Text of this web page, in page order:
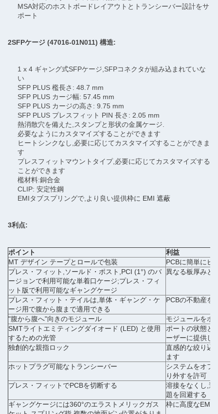
MSA対応のホストボードレイアウトとトランシーバー設計をサ
ポート
2SFPケージ (47016-01N011) 構造:
1 x 4 ギャング式SFPケージ,SFPコネクタが組み込まれていな
い
SFP PLUS 檻長さ: 48.7 mm
SFP PLUS カージ幅: 57.45 mm
SFP PLUS カージの高さ: 9.75 mm
SFP PLUS プレスフィット PIN 長さ: 2.05 mm
熱消散穴を備えた,スタンプと形状の金属ケージ.
必要なようにカスタマイズすることができます
ヒートシンクなし,必要に応じてカスタマイズすることができま
す
プレスフィットマウントタイプ,必要に応じてカスタマイズする
ことができます
檻材料:銅合金
CLIP: 安定性鋼
EMIタブスプリングで,より良い提供枠に EMI 遮蔽
3利点:
ポイント
利益
MT デザイン テープとロールで包装
PCBに簡単にピ
プレス・フィット,ソールド・ポスト,PCI (1°) のバ
ージョンで利用可能な単着口ケージ;プレス・フィ
ット版で利用可能なギャングケージ
異なる板厚みと
プレス・フィット・テイルは,単体・ギャング・ケ
ージ用で腹から腹まで適用できる
PCBの不動産を
"腹から腹へ"向きのモジュール
モジュールをポ
SMTライトエミティングダイオード (LED) と使用
するための光管
ポートの状態と
ーザーに提供し
独創的な親指ロック
直感的な絞り込
ます
ホットプラグ可能なトランシーバー
システムをオフ
り外すを許可
プレス・フィットでPCBを切断する
溶接をなくし,適
題を回避する
ギャングケージには360°のエラストメリックガス
枠に高度なEMI